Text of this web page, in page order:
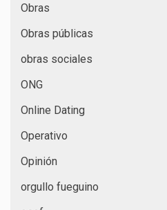
Obras
Obras públicas
obras sociales
ONG
Online Dating
Operativo
Opinión
orgullo fueguino